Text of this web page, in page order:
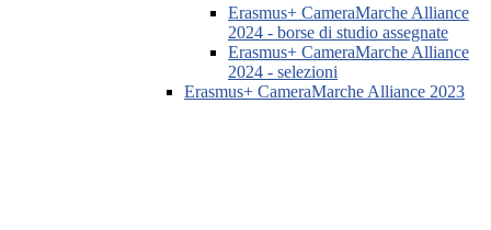
Erasmus+ CameraMarche Alliance
2024 - borse di studio assegnate
Erasmus+ CameraMarche Alliance
2024 - selezioni
Erasmus+ CameraMarche Alliance 2023